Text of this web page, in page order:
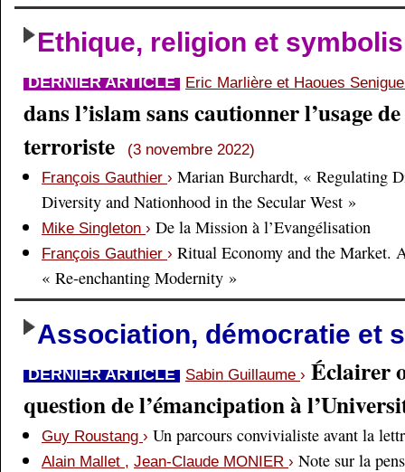
Ethique, religion et
DERNIER ARTICLE Eric Marlière et Haoues
dans l’islam sans cautionner l’usage
terroriste
(3 novembre 2022)
François Gauthier › Marian Burchardt, « Regulating
Diversity and Nationhood in the Secular West »
Mike Singleton › De la Mission à l’Evangélisation
François Gauthier › Ritual Economy and the Market.
« Re-enchanting Modernity »
Association, démocratie et
DERNIER ARTICLE Sabin Guillaume › Éclairer
question de l’émancipation à
Guy Roustang › Un parcours convivialiste avant la
Alain Mallet , Jean-Claude MONIER › Note sur la